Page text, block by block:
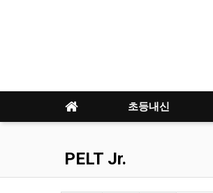
초등내신
PELT Jr.